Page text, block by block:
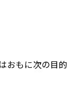
おもに次の目的